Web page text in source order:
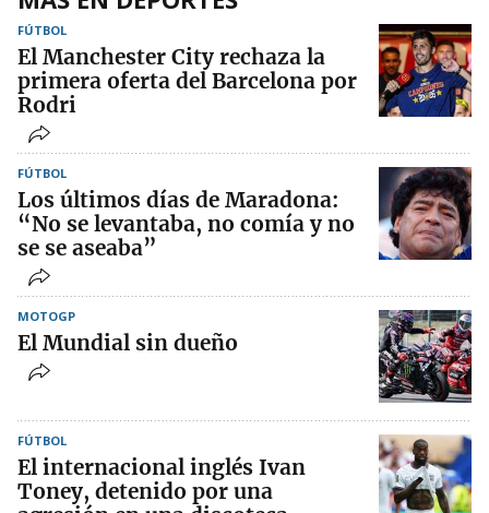
FÚTBOL
El Manchester City rechaza la
primera oferta del Barcelona por
Rodri
FÚTBOL
Los últimos días de Maradona:
“No se levantaba, no comía y no
se se aseaba”
MOTOGP
El Mundial sin dueño
FÚTBOL
El internacional inglés Ivan
Toney, detenido por una